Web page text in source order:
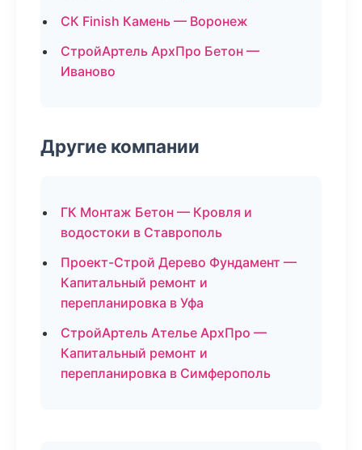
СК Finish Камень — Воронеж
СтройАртель АрхПро Бетон —
Иваново
Другие компании
ГК Монтаж Бетон — Кровля и
водостоки в Ставрополь
Проект-Строй Дерево Фундамент —
Капитальный ремонт и
перепланировка в Уфа
СтройАртель Ателье АрхПро —
Капитальный ремонт и
перепланировка в Симферополь